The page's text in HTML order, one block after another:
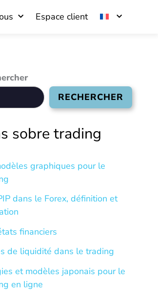
Espace client
RECHERCHER
sobre trading
graphiques pour le
dans le Forex, définition et
financiers
de liquidité dans le trading
et modèles japonais pour le
en ligne